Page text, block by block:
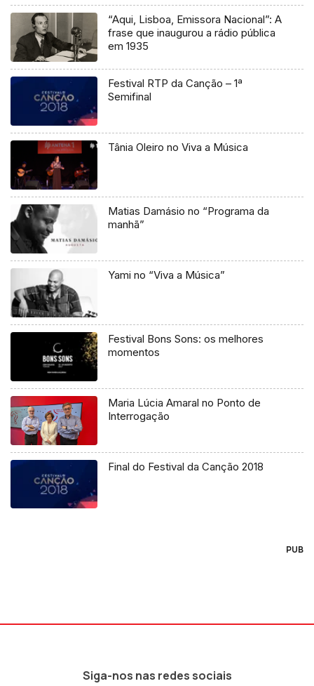
“Aqui, Lisboa, Emissora Nacional”: A
frase que inaugurou a rádio pública
em 1935
Festival RTP da Canção – 1ª
Semifinal
Tânia Oleiro no Viva a Música
Matias Damásio no “Programa da
manhã”
Yami no “Viva a Música”
Festival Bons Sons: os melhores
momentos
Maria Lúcia Amaral no Ponto de
Interrogação
Final do Festival da Canção 2018
PUB
Siga-nos nas redes sociais